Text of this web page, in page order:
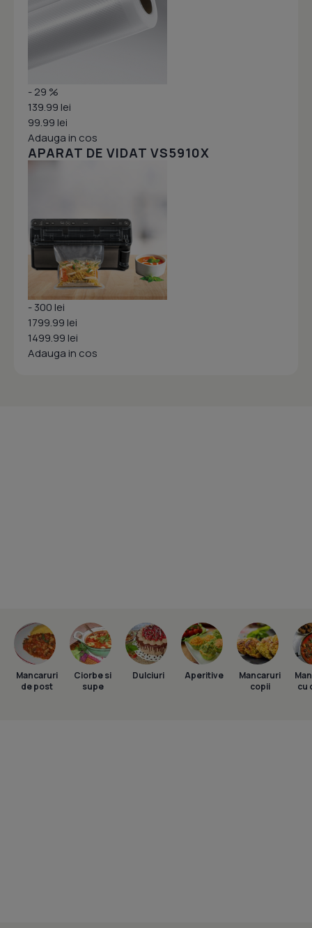
- 29 %
139.99 lei
99.99 lei
Adauga in cos
APARAT DE VIDAT VS5910X
- 300 lei
1799.99 lei
1499.99 lei
Adauga in cos
Mancaruri
de post
Ciorbe si
supe
Dulciuri Aperitive
Mancaruri
copii
cu